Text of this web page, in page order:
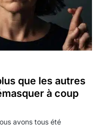
que les autres
à coup
avons tous été